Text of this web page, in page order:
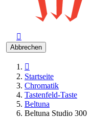

Abbrechen

Startseite
Chromatik
Tastenfeld-Taste
Beltuna
Beltuna Studio 300